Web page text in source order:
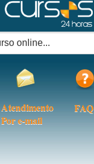
Atendimento
Por e-mail
FAQ